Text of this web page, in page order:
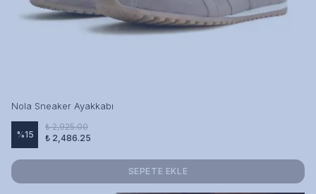
Nola Sneaker Ayakkabı
%15
₺ 2,925.00
₺ 2,486.25
SEPETE EKLE